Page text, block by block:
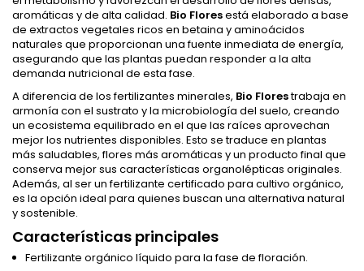
aromáticas y de alta calidad. Bio Floresestá elaborado a base
de extractos vegetales ricos en betaina y aminoácidos
naturales que proporcionan una fuente inmediata de energía,
asegurando que las plantas puedan responder a la alta
demanda nutricional de esta fase.
A diferencia de los fertilizantes minerales, Bio Florestrabaja en
armonía con el sustrato y la microbiología del suelo, creando
un ecosistema equilibrado en el que las raíces aprovechan
mejor los nutrientes disponibles. Esto se traduce en plantas
más saludables, flores más aromáticas y un producto final que
conserva mejor sus características organolépticas originales.
Además, al ser un fertilizante certificado para cultivo orgánico,
es la opción ideal para quienes buscan una alternativa natural
y sostenible.
Características principales
Fertilizante orgánico líquido para la fase de floración.